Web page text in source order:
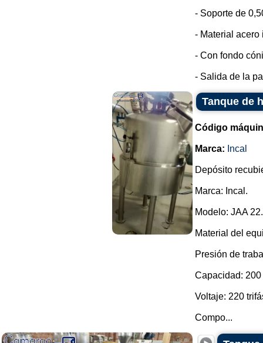
- Soporte de
- Material
- Con fondo
- Salida de la
Tanque de
Código
Marca: Incal
Depósito
Marca: Incal.
Modelo: JAA 22.
Material del
Presión de
Capacidad: 200
Voltaje: 220
Compo...